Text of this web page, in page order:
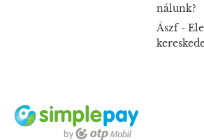
nálunk?
Ászf -